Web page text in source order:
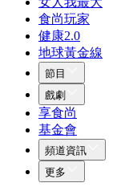
食尚玩家
健康2.0
地球黃金線
節目
戲劇
享食尚
基金會
頻道資訊
更多